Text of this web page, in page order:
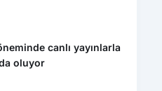
canlı yayınlarla
oluyor